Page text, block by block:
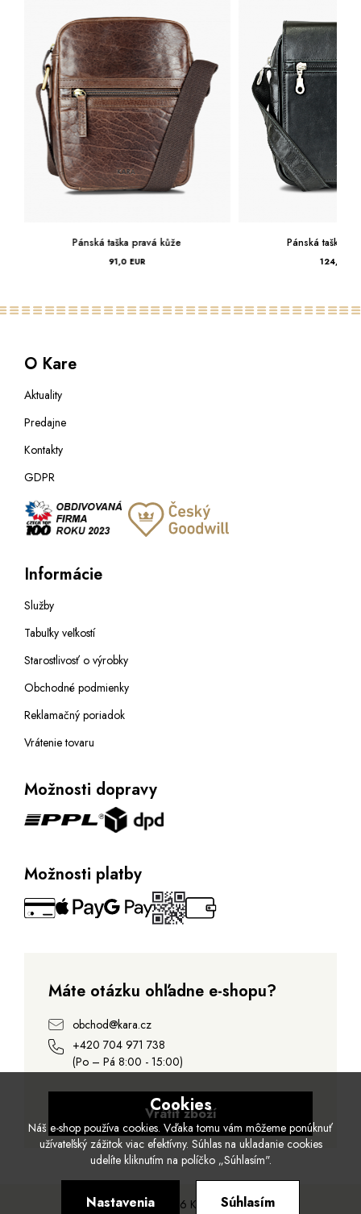
Pánská taška pravá kůže
91,0 EUR
Pánská taška
124,0
O Kare
Aktuality
Predajne
Kontakty
GDPR
Informácie
Služby
Tabuľky veľkostí
Starostlivosť o výrobky
Obchodné podmienky
Reklamačný poriadok
Vrátenie tovaru
Možnosti dopravy
Možnosti platby
Máte otázku ohľadne e-shopu?
obchod@kara.cz
+420 704 971 738
(Po – Pá 8:00 - 15:00)
Vrátit zboží
© 2026 Kara.
Cookies
Náš e-shop používa cookies. Vďaka tomu vám môžeme ponúknuť
užívateľský zážitok viac efektívny. Súhlas na ukladanie cookies
udelíte kliknutím na políčko „Súhlasím".
Nastavenia Súhlasím